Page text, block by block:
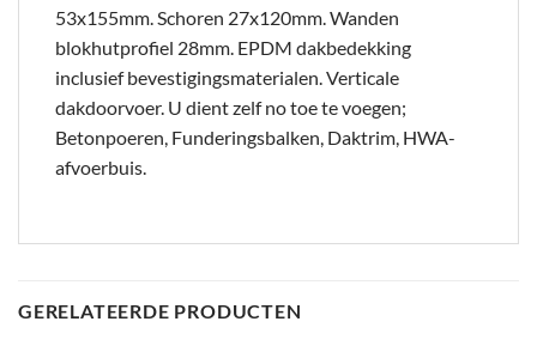
53x155mm. Schoren 27x120mm. Wanden
blokhutprofiel 28mm. EPDM dakbedekking
inclusief bevestigingsmaterialen. Verticale
dakdoorvoer. U dient zelf no toe te voegen;
Betonpoeren, Funderingsbalken, Daktrim, HWA-
afvoerbuis.
GERELATEERDE PRODUCTEN